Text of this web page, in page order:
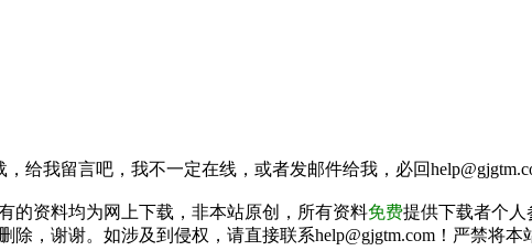
，给我留言吧，我不一定在线，或者发邮件给我，必回
的资料均为网上下载，非本站原创，所有资料免费提供下载者个人
除，谢谢。如涉及到侵权，请直接联系help@gjgtm.com！严禁将